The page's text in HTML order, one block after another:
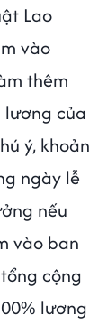
Lao
vào
thêm
của
ý, khoản
ngày lễ
nếu
vào ban
cộng
lương